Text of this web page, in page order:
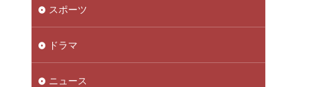
スポーツ
ドラマ
ニュース